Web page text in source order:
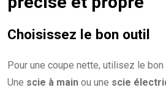
Choisissez le bon outil
Pour une coupe nette, utilisez le
Une scie à main ou une scie